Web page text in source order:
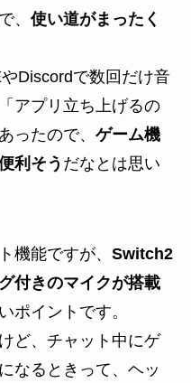
、 使い道がまったく
Discordで数回だけ音
アプリ立ち上げるの
ったので、 ゲーム機
利そう だなとは思い
機能ですが、 Switch2
付きのマイクが搭載
ポイントです。
ど、チャット中にゲ
なるときって、ヘッ